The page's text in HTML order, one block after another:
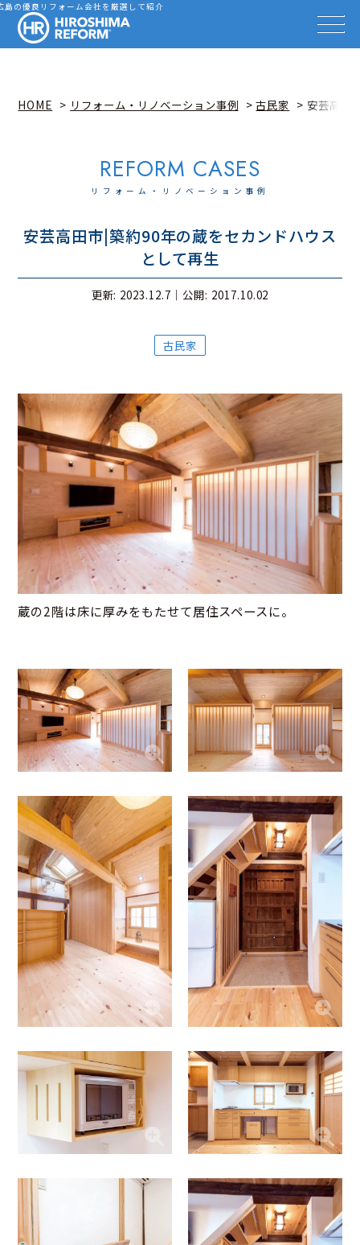
島の優良リフォーム会社を厳選して紹介
HIROSHIMA REFORM – 広島で
会社を探す
事例を見る
事例解説動画
イベント情報
広島リフォーム相談カウンター
HOME リフォーム・リノベーション事例 古民家 安芸高田
リフォーム・リノベーション事例
安芸高田市|築約90年の蔵をセカンドハウス
として再生
更新: 2023.12.7｜ 公開: 2017.10.02
古民家
蔵の2階は床に厚みをもたせて居住スペースに。